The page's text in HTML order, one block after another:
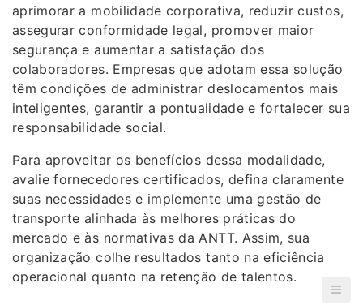
aprimorar a mobilidade corporativa, reduzir custos,
assegurar conformidade legal, promover maior
segurança e aumentar a satisfação dos
colaboradores. Empresas que adotam essa solução
têm condições de administrar deslocamentos mais
inteligentes, garantir a pontualidade e fortalecer sua
responsabilidade social.
Para aproveitar os benefícios dessa modalidade,
avalie fornecedores certificados, defina claramente
suas necessidades e implemente uma gestão de
transporte alinhada às melhores práticas do
mercado e às normativas da ANTT. Assim, sua
organização colhe resultados tanto na eficiência
operacional quanto na retenção de talentos.